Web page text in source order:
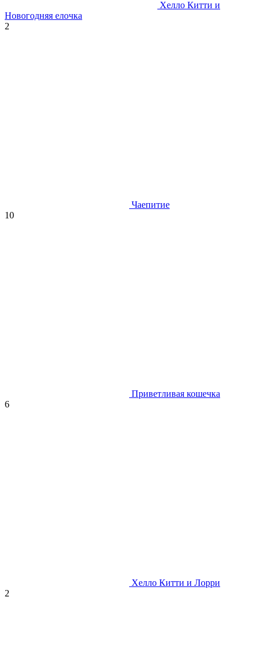
Хелло Китти и
Новогодняя елочка
2
Чаепитие
10
Приветливая кошечка
6
Хелло Китти и Лорри
2